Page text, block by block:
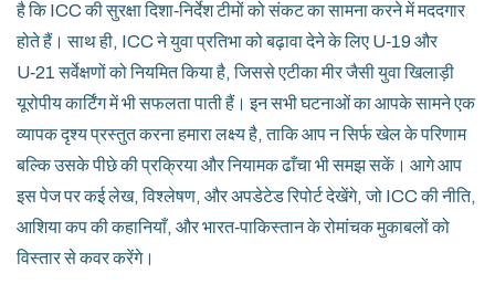
है कि ICC की सुरक्षा दिशा‑निर्देश टीमों को संकट का सामना करने में मददगार
होते हैं। साथ ही, ICC ने युवा प्रतिभा को बढ़ावा देने के लिए U‑19 और
U‑21 सर्वेक्षणों को नियमित किया है, जिससे एटीका मीर जैसी युवा खिलाड़ी
यूरोपीय कार्टिंग में भी सफलता पाती हैं। इन सभी घटनाओं का आपके सामने एक
व्यापक दृश्य प्रस्तुत करना हमारा लक्ष्य है, ताकि आप न सिर्फ खेल के परिणाम
बल्कि उसके पीछे की प्रक्रिया और नियामक ढाँचा भी समझ सकें। आगे आप
इस पेज पर कई लेख, विश्लेषण, और अपडेटेड रिपोर्ट देखेंगे, जो ICC की नीति,
आशिया कप की कहानियाँ, और भारत‑पाकिस्तान के रोमांचक मुकाबलों को
विस्तार से कवर करेंगे।